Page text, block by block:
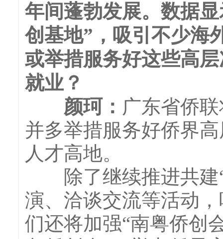
年间蓬勃发展。数据
创基地”，吸引不少海
或举措服务好这些高
就业？
颜珂： 广东省侨
并多举措服务好侨界
人才高地。
除了继续推进共建“
演、洽谈交流等活动
们还将加强“南粤侨创